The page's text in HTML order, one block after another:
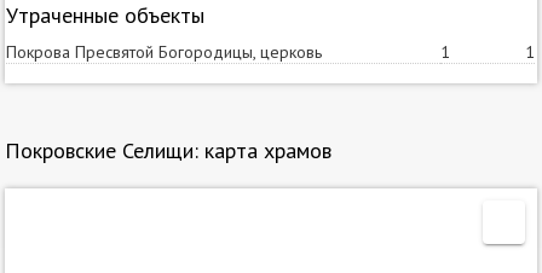
Утраченные объекты
Покрова Пресвятой Богородицы, церковь 1 1
Покровские Селищи: карта храмов